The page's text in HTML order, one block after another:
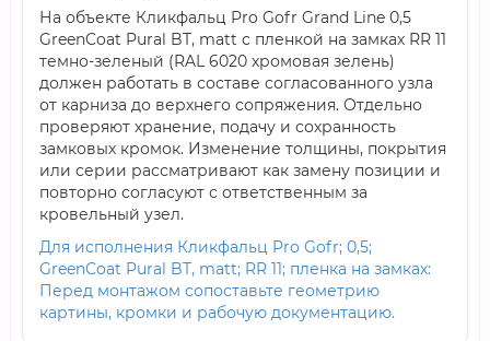
На объекте Кликфальц Pro Gofr Grand Line 0,5
GreenCoat Pural BT, matt с пленкой на замках RR 11
темно-зеленый (RAL 6020 хромовая зелень)
должен работать в составе согласованного узла
от карниза до верхнего сопряжения. Отдельно
проверяют хранение, подачу и сохранность
замковых кромок. Изменение толщины, покрытия
или серии рассматривают как замену позиции и
повторно согласуют с ответственным за
кровельный узел.
Для исполнения Кликфальц Pro Gofr; 0,5;
GreenCoat Pural BT, matt; RR 11; пленка на замках:
Перед монтажом сопоставьте геометрию
картины, кромки и рабочую документацию.